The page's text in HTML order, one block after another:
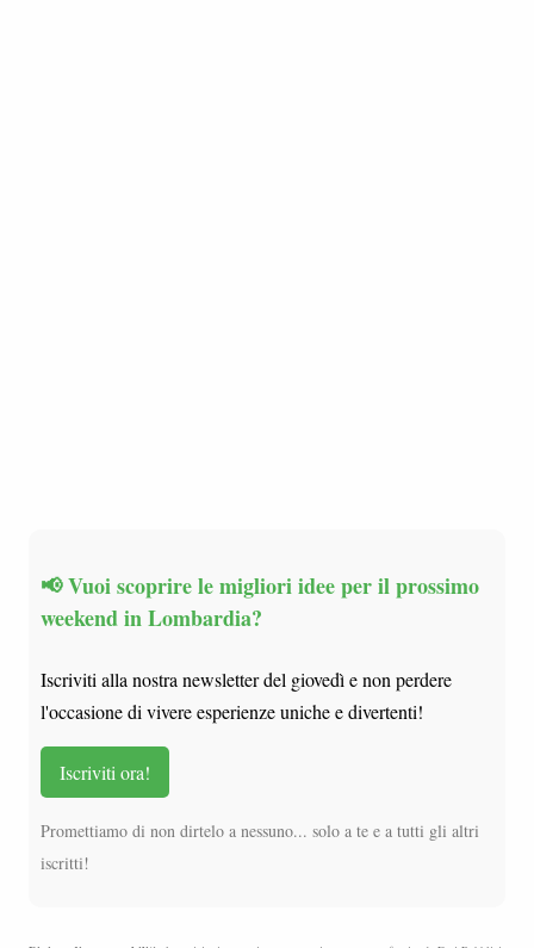
📢 Vuoi scoprire le migliori idee per il prossimo
weekend in Lombardia?
Iscriviti alla nostra newsletter del giovedì e non perdere
l'occasione di vivere esperienze uniche e divertenti!
Iscriviti ora!
Promettiamo di non dirtelo a nessuno... solo a te e a tutti gli altri
iscritti!